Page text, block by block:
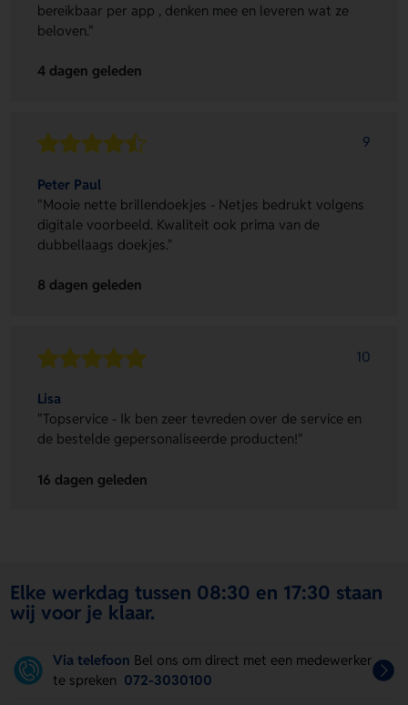
bereikbaar per app , denken mee en leveren wat ze
beloven."
4 dagen geleden
9
Peter Paul
"Mooie nette brillendoekjes - Netjes bedrukt volgens
digitale voorbeeld. Kwaliteit ook prima van de
dubbellaags doekjes."
8 dagen geleden
10
Lisa
"Topservice - Ik ben zeer tevreden over de service en
de bestelde gepersonaliseerde producten!"
16 dagen geleden
Elke werkdag tussen 08:30 en 17:30 staan
wij voor je klaar.
Via telefoon Bel ons om direct met een medewerker
te spreken 072-3030100